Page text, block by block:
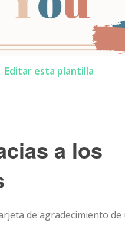
Editar esta plantilla
a los
de agradecimiento